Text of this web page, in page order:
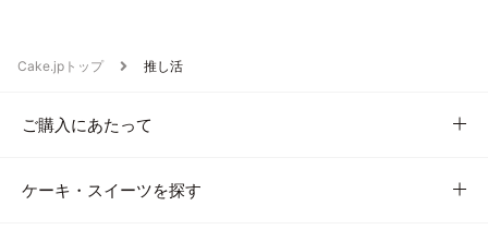
Cake.jpトップ 推し活
ご購入にあたって
ケーキ・スイーツを探す